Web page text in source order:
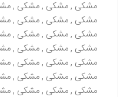
مشکی , مشکی , مشکی ,
مشکی , مشکی , مشکی ,
مشکی , مشکی , مشکی ,
مشکی , مشکی , مشکی ,
مشکی , مشکی , مشکی ,
مشکی , مشکی , مشکی ,
مشکی , مشکی , مشکی ,